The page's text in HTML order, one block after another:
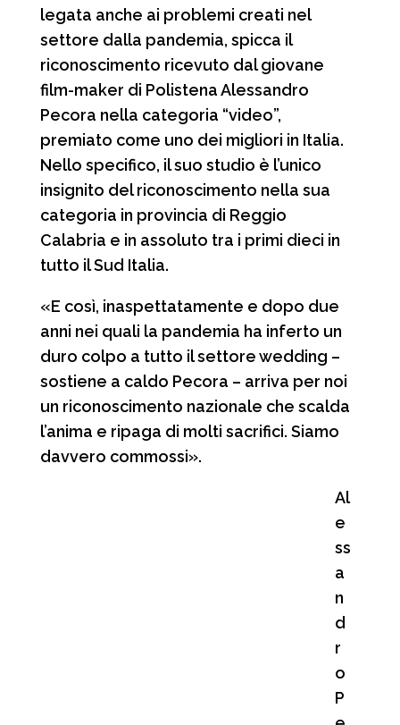
legata anche ai problemi creati nel
settore dalla pandemia, spicca il
riconoscimento ricevuto dal giovane
film-maker di Polistena Alessandro
Pecora nella categoria “video”,
premiato come uno dei migliori in Italia.
Nello specifico, il suo studio è l’unico
insignito del riconoscimento nella sua
categoria in provincia di Reggio
Calabria e in assoluto tra i primi dieci in
tutto il Sud Italia.
«E così, inaspettatamente e dopo due
anni nei quali la pandemia ha inferto un
duro colpo a tutto il settore wedding –
sostiene a caldo Pecora – arriva per noi
un riconoscimento nazionale che scalda
l’anima e ripaga di molti sacrifici. Siamo
davvero commossi».
Al
e
ss
a
n
d
r
o
P